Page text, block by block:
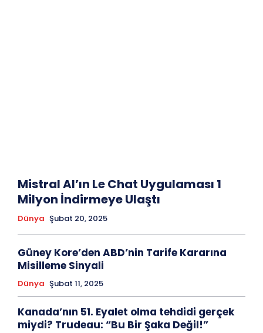
Mistral AI’ın Le Chat Uygulaması 1
Milyon İndirmeye Ulaştı
Dünya Şubat 20, 2025
Güney Kore’den ABD’nin Tarife Kararına
Misilleme Sinyali
Dünya Şubat 11, 2025
Kanada’nın 51. Eyalet olma tehdidi gerçek
miydi? Trudeau: “Bu Bir Şaka Değil!”